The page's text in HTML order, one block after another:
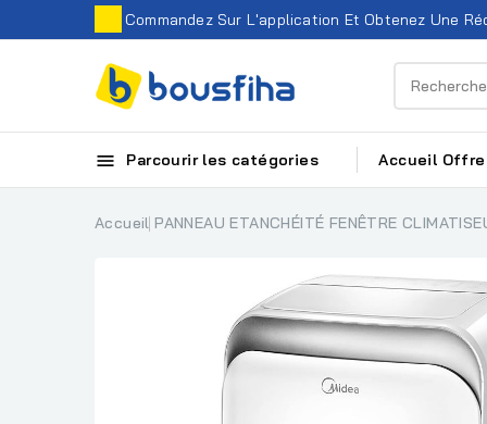
Commandez Sur L'application Et Obtenez Une
 Parcourir les catégories Accueil
Accueil PANNEAU ETANCHÉITÉ FENÊTRE